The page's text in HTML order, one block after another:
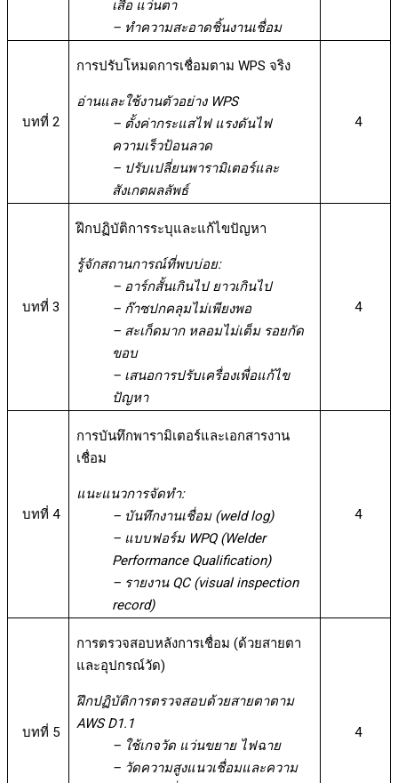
เสื้อ แว่นตา
– ทำความสะอาดชิ้นงานเชื่อม
บทที่ 2
การปรับโหมดการเชื่อมตาม WPS จริง
อ่านและใช้งานตัวอย่าง WPS
– ตั้งค่ากระแสไฟ แรงดันไฟ
ความเร็วป้อนลวด
– ปรับเปลี่ยนพารามิเตอร์และ
สังเกตผลลัพธ์
4
บทที่ 3
ฝึกปฏิบัติการระบุและแก้ไขปัญหา
รู้จักสถานการณ์ที่พบบ่อย:
– อาร์กสั้นเกินไป ยาวเกินไป
– ก๊าซปกคลุมไม่เพียงพอ
– สะเก็ดมาก หลอมไม่เต็ม รอยกัด
ขอบ
– เสนอการปรับเครื่องเพื่อแก้ไข
ปัญหา
4
บทที่ 4
การบันทึกพารามิเตอร์และเอกสารงาน
เชื่อม
แนะแนวการจัดทำ:
– บันทึกงานเชื่อม (weld log)
– แบบฟอร์ม WPQ (Welder
Performance Qualification)
– รายงาน QC (visual inspection
record)
4
บทที่ 5
การตรวจสอบหลังการเชื่อม (ด้วยสายตา
และอุปกรณ์วัด)
ฝึกปฏิบัติการตรวจสอบด้วยสายตาตาม
AWS D1.1
– ใช้เกจวัด แว่นขยาย ไฟฉาย
– วัดความสูงแนวเชื่อมและความ
4